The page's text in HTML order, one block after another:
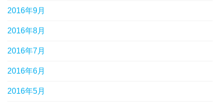
2016年9月
2016年8月
2016年7月
2016年6月
2016年5月